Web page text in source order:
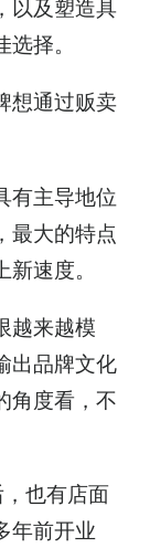
以及塑造具
择。
想通过贩卖
有主导地位
最大的特点
速度。
越来越模
出品牌文化
角度看，不
也有店面
年前开业